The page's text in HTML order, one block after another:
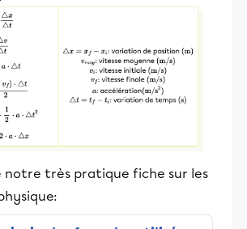
notre très pratique fiche sur les